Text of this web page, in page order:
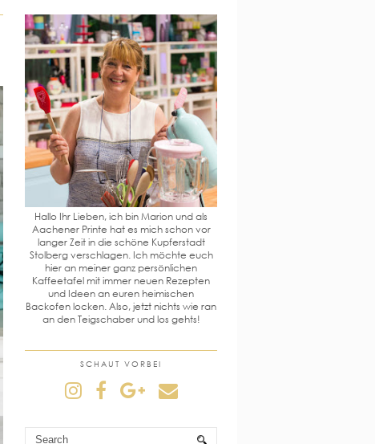
Hallo Ihr Lieben, ich bin Marion und als
Aachener Printe hat es mich schon vor
langer Zeit in die schöne Kupferstadt
Stolberg verschlagen. Ich möchte euch
hier an meiner ganz persönlichen
Kaffeetafel mit immer neuen Rezepten
und Ideen an euren heimischen
Backofen locken. Also, jetzt nichts wie ran
an den Teigschaber und los gehts!
SCHAUT VORBEI